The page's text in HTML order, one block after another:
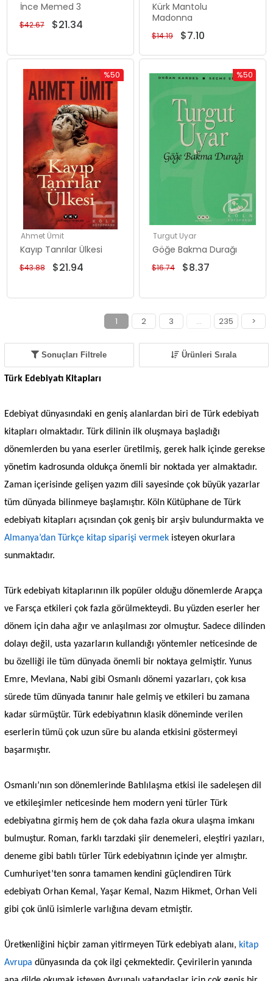
İnce Memed 3
$21.34
$42.67
Kürk Mantolu
Madonna
$7.10
$14.19
Ahmet Ümit
Kayıp Tanrılar Ülkesi
$21.94
$43.88
%50
İndirim
%50İndirim
Turgut Uyar
Göğe Bakma Durağı
$8.37
$16.74
%50
1 2 3 ... 235 >
Sonuçları Filtrele Ürünleri Sırala
Türk Edebiyatı Kitapları
Edebiyat dünyasındaki en geniş alanlardan biri de Türk edebiyatı
kitapları olmaktadır. Türk dilinin ilk oluşmaya başladığı
dönemlerden bu yana eserler üretilmiş, gerek halk içinde gerekse
yönetim kadrosunda oldukça önemli bir noktada yer almaktadır.
Zaman içerisinde gelişen yazım dili sayesinde çok büyük yazarlar
tüm dünyada bilinmeye başlamıştır. Köln Kütüphane de Türk
edebiyatı kitapları açısından çok geniş bir arşiv bulundurmakta ve
Almanya’dan Türkçe kitap siparişi vermekisteyen okurlara
sunmaktadır.
Türk edebiyatı kitaplarının ilk popüler olduğu dönemlerde Arapça
ve Farsça etkileri çok fazla görülmekteydi. Bu yüzden eserler her
dönem için daha ağır ve anlaşılması zor olmuştur. Sadece dilinden
dolayı değil, usta yazarların kullandığı yöntemler neticesinde de
bu özelliği ile tüm dünyada önemli bir noktaya gelmiştir. Yunus
Emre, Mevlana, Nabi gibi Osmanlı dönemi yazarları, çok kısa
sürede tüm dünyada tanınır hale gelmiş ve etkileri bu zamana
kadar sürmüştür. Türk edebiyatının klasik döneminde verilen
eserlerin tümü çok uzun süre bu alanda etkisini göstermeyi
başarmıştır.
Osmanlı’nın son dönemlerinde Batılılaşma etkisi ile sadeleşen dil
ve etkileşimler neticesinde hem modern yeni türler Türk
edebiyatına girmiş hem de çok daha fazla okura ulaşma imkanı
bulmuştur. Roman, farklı tarzdaki şiir denemeleri, eleştiri yazıları,
deneme gibi batılı türler Türk edebiyatının içinde yer almıştır.
Cumhuriyet’ten sonra tamamen kendini güçlendiren Türk
edebiyatı Orhan Kemal, Yaşar Kemal, Nazım Hikmet, Orhan Veli
gibi çok ünlü isimlerle varlığına devam etmiştir.
Üretkenliğini hiçbir zaman yitirmeyen Türk edebiyatı alanı, kitap
Avrupa dünyasında da çok ilgi çekmektedir. Çevirilerin yanında